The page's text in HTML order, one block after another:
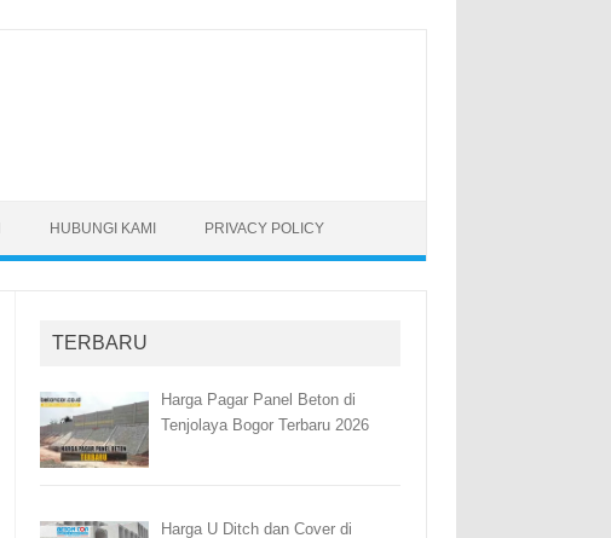
HUBUNGI KAMI PRIVACY POLICY
TERBARU
Harga Pagar Panel Beton di
Tenjolaya Bogor Terbaru 2026
Harga U Ditch dan Cover di